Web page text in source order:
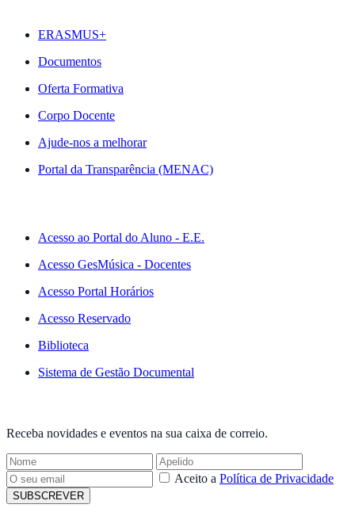
ERASMUS+
Documentos
Oferta Formativa
Corpo Docente
Ajude-nos a melhorar
Portal da Transparência (MENAC)
Acesso ao Portal do Aluno - E.E.
Acesso GesMúsica - Docentes
Acesso Portal Horários
Acesso Reservado
Biblioteca
Sistema de Gestão Documental
Receba novidades e eventos na sua caixa de correio.
Aceito a Política de Privacidade
SUBSCREVER